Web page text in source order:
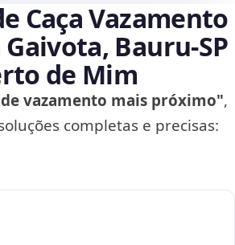
Caça Vazamento
Bauru‑SP
de Mim
vazamento mais próximo",
completas e precisas: